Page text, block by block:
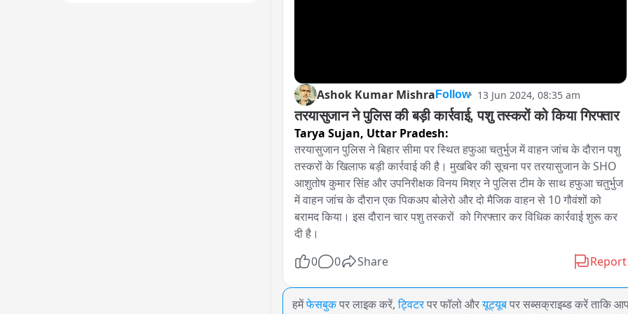
Ashok Kumar Mishra Follow 13 Jun 2024, 08:35 am
तरयासुजान ने पुलिस की बड़ी कार्रवाई, पशु तस्करों को किया गिरफ्तार
Tarya Sujan, Uttar Pradesh:
तरयासुजान पुलिस ने बिहार सीमा पर स्थित हफुआ चतुर्भुज में वाहन जांच के दौरान पशु
तस्करों के खिलाफ बड़ी कार्रवाई की है। मुखबिर की सूचना पर तरयासुजान के SHO
आशुतोष कुमार सिंह और उपनिरीक्षक विनय मिश्र ने पुलिस टीम के साथ हफुआ चतुर्भुज
में वाहन जांच के दौरान एक पिकअप बोलेरो और दो मैजिक वाहन से 10 गौवंशों को
बरामद किया। इस दौरान चार पशु तस्करों  को गिरफ्तार कर विधिक कार्रवाई शुरू कर
दी है।
0
0 Share Report
हमेंफेसबुक पर लाइक करें, ट्विटर पर फॉलो औरयूट्यूब पर सब्सक्राइब्ड करें ताकि